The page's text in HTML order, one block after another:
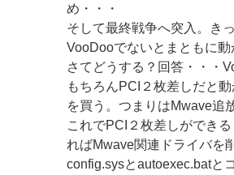
め・・・
そして最終戦争へ突入。き
VooDooでないとまともに動
さてどうする？回答・・・
もちろんPCI２枚差しだと
を買う。つまりはMwave追
これでPCI２枚差しができ
ればMwave関連ドライバを
config.sysとautoexec.batと